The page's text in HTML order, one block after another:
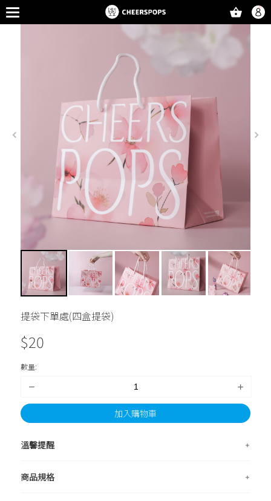
提袋下單處(四盒提袋)
$20
數量:
加入購物車
溫馨提醒
商品規格